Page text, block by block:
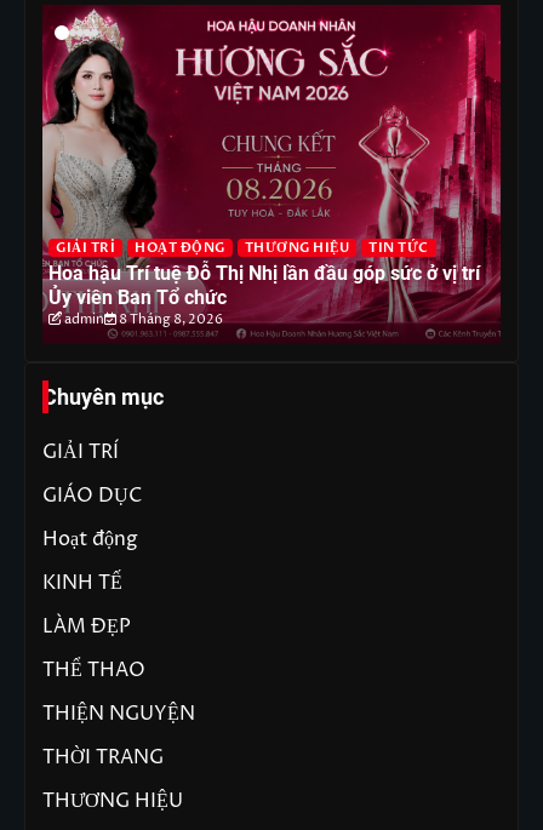
GIẢI TRÍ HOẠT ĐỘNG THƯƠNG HIỆU TIN TỨC
Hoa hậu Trí tuệ Đỗ Thị Nhị lần đầu góp sức ở vị trí
Ủy viên Ban Tổ chức
admin 8 Tháng 8, 2026
Chuyên mục
GIẢI TRÍ
GIÁO DỤC
Hoạt động
KINH TẾ
LÀM ĐẸP
THỂ THAO
THIỆN NGUYỆN
THỜI TRANG
THƯƠNG HIỆU